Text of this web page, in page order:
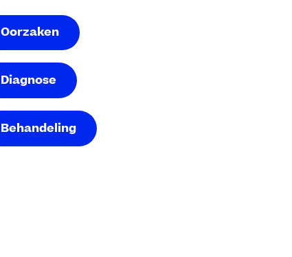
Oorzaken
Diagnose
Behandeling